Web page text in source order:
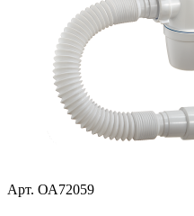
Арт. ОА72059